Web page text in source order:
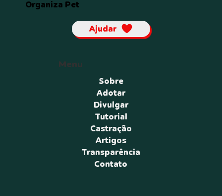
Sobre
Adotar
Divulgar
Tutorial
Castração
Artigos
Transparência
Contato
Menu
Organiza Pet
Ajudar